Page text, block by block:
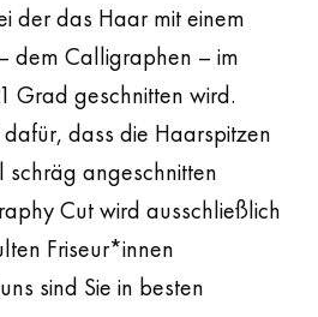
der das Haar mit einem
dem Calligraphen – im
Grad geschnitten wird.
dafür, dass die Haarspitzen
schräg angeschnitten
Cut wird ausschließlich
Friseur*innen
sind Sie in besten